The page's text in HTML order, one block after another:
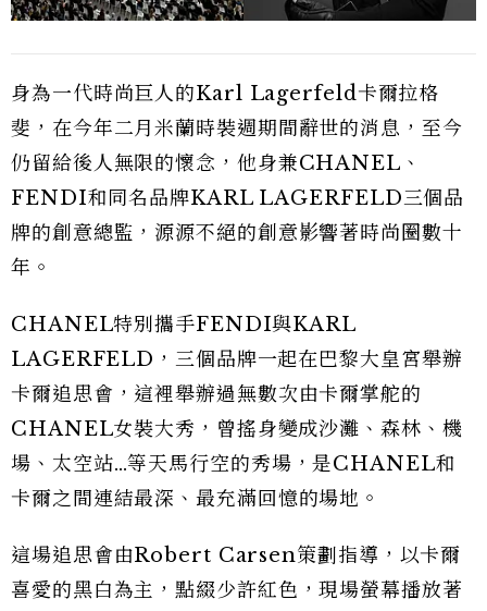
身為一代時尚巨人的Karl Lagerfeld卡爾拉格
斐，在今年二月米蘭時裝週期間辭世的消息，至今
仍留給後人無限的懷念，他身兼CHANEL、
FENDI和同名品牌KARL LAGERFELD三個品
牌的創意總監，源源不絕的創意影響著時尚圈數十
年。
CHANEL特別攜手FENDI與KARL
LAGERFELD，三個品牌一起在巴黎大皇宮舉辦
卡爾追思會，這裡舉辦過無數次由卡爾掌舵的
CHANEL女裝大秀，曾搖身變成沙灘、森林、機
場、太空站…等天馬行空的秀場，是CHANEL和
卡爾之間連結最深、最充滿回憶的場地。
這場追思會由Robert Carsen策劃指導，以卡爾
喜愛的黑白為主，點綴少許紅色，現場螢幕播放著